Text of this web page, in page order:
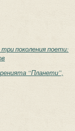
поколения поети:
“Планети”,